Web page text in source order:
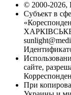
© 2000-2026,
Субъект в
ХАРКІВСЬКЕ
сайте,
При